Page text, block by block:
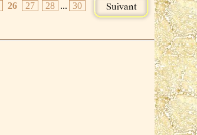
26 27 28 ... 30